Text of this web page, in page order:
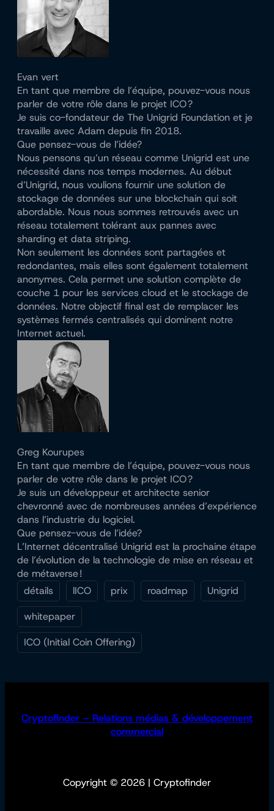
Evan vert
En tant que membre de l’équipe, pouvez-vous nous
parler de votre rôle dans le projet ICO ?
Je suis co-fondateur de The Unigrid Foundation et je
travaille avec Adam depuis fin 2018.
Que pensez-vous de l’idée?
Nous pensons qu’un réseau comme Unigrid est une
nécessité dans nos temps modernes. Au début
d’Unigrid, nous voulions fournir une solution de
stockage de données sur une blockchain qui soit
abordable. Nous nous sommes retrouvés avec un
réseau totalement tolérant aux pannes avec
sharding et data striping.
Non seulement les données sont partagées et
redondantes, mais elles sont également totalement
anonymes. Cela permet une solution complète de
couche 1 pour les services cloud et le stockage de
données. Notre objectif final est de remplacer les
systèmes fermés centralisés qui dominent notre
Internet actuel.
Greg Kourupes
En tant que membre de l’équipe, pouvez-vous nous
parler de votre rôle dans le projet ICO ?
Je suis un développeur et architecte senior
chevronné avec de nombreuses années d’expérience
dans l’industrie du logiciel.
Que pensez-vous de l’idée?
L’Internet décentralisé Unigrid est la prochaine étape
de l’évolution de la technologie de mise en réseau et
de métaverse !
détails
lICO prix roadmap
Unigrid
whitepaper
ICO (Initial Coin Offering)
Cryptofinder – Relations médias & développement
commercial
Copyright © 2026 | Cryptofinder